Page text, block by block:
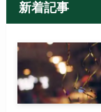
新着記事